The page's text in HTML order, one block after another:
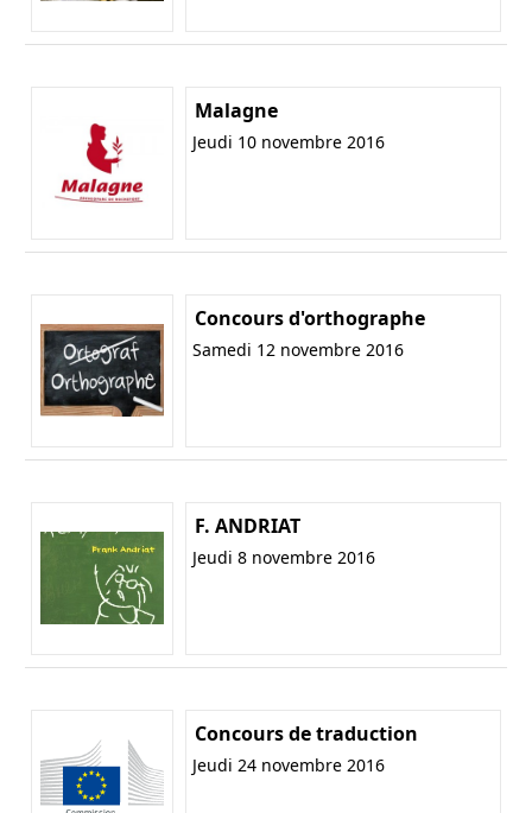
Malagne
Jeudi 10 novembre 2016
Concours d'orthographe
Samedi 12 novembre 2016
F. ANDRIAT
Jeudi 8 novembre 2016
Concours de traduction
Jeudi 24 novembre 2016